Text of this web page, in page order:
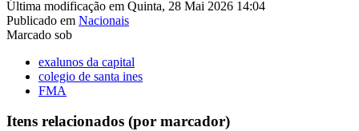
Última modificação em Quinta, 28 Mai 2026 14:04
Publicado em Nacionais
Marcado sob
exalunos da capital
colegio de santa ines
FMA
Itens relacionados (por marcador)